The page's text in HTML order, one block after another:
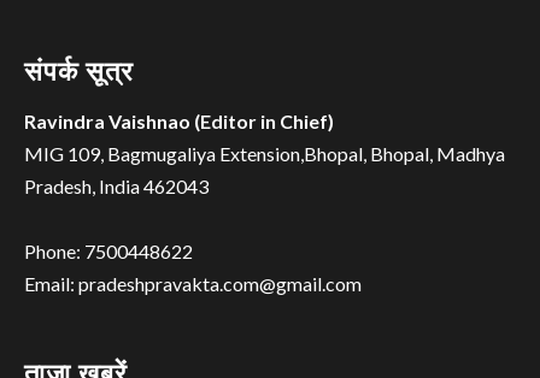
संपर्क सूत्र
Ravindra Vaishnao (Editor in Chief)
MIG 109, Bagmugaliya Extension,Bhopal, Bhopal, Madhya
Pradesh, India 462043
Phone: 7500448622
Email: pradeshpravakta.com@gmail.com